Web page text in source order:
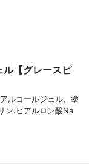
ル【グレースピ
ルコールジェル、塗
ン.ヒアルロン酸Na